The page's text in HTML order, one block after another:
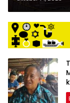
Diperiksa